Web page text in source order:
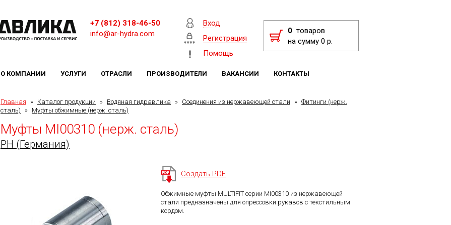
+7 (812) 318-46-50
info@ar-hydra.com
Вход
Регистрация
Помощь
0 товаров
на сумму 0 р.
О КОМПАНИИ УСЛУГИ ОТРАСЛИ ПРОИЗВОДИТЕЛИ ВАКАНСИИ КОНТАКТЫ
Главная » Каталог продукции » Водяная гидравлика » Соединения из нержавеющей стали » Фитинги (нерж.
сталь)
» Муфты обжимные (нерж. сталь)
Муфты MI00310 (нерж. сталь)
PH (Германия)
Создать PDF
Обжимные муфты MULTIFIT серии MI00310 из нержавеющей
стали предназначены для опрессовки рукавов с текстильным
кордом.